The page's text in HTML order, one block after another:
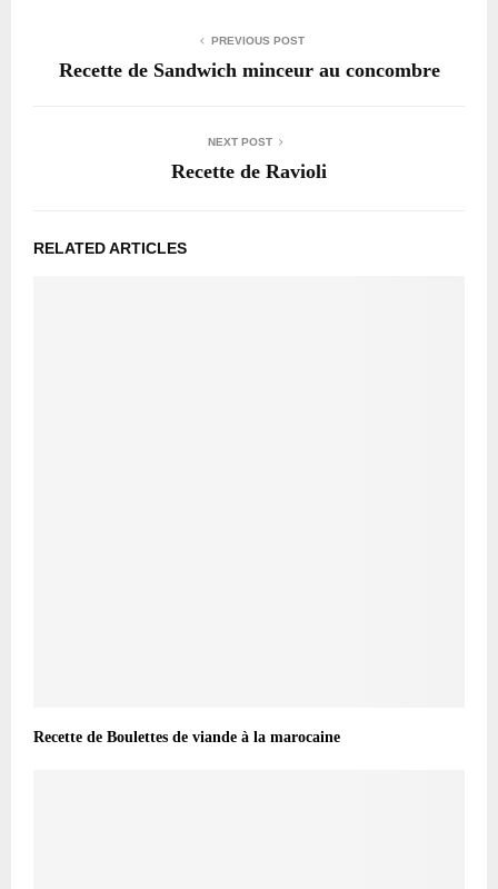
PREVIOUS POST
Recette de Sandwich minceur au concombre
NEXT POST
Recette de Ravioli
RELATED ARTICLES
Recette de Boulettes de viande à la marocaine